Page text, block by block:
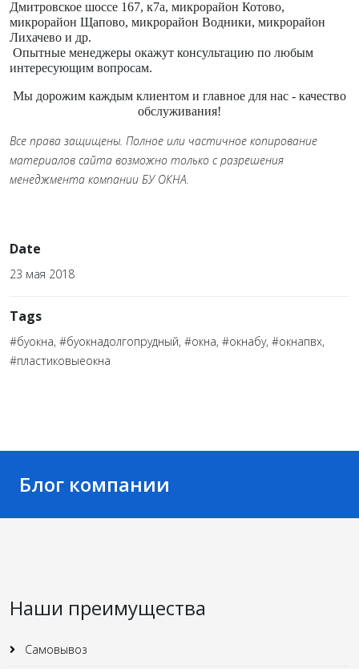
Дмитровское шоссе 167, к7а, микрорайон Котово,
микрорайон Щапово, микрорайон Водники, микрорайон
Лихачево и др.
Опытные менеджеры окажут консультацию по любым
интересующим вопросам.
Мы дорожим каждым клиентом и главное для нас - качество
обслуживания!
Все права защищены. Полное или частичное копирование
материалов сайта возможно только с разрешения
менеджмента компании БУ ОКНА.
Date
23 мая 2018
Tags
#буокна, #буокнадолгопрудный, #окна, #окнабу, #окнапвх,
#пластиковыеокна
Блог компании
Наши преимущества
Самовывоз